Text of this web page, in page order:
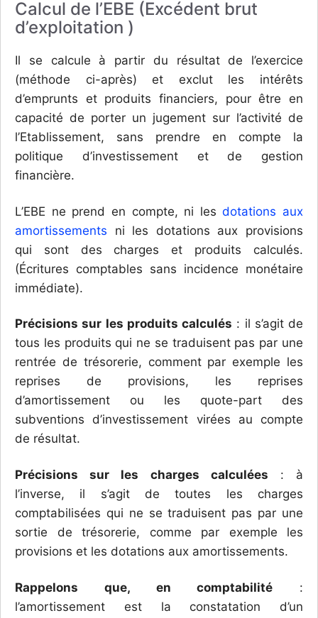
Calcul de l’EBE (Excédent brut
d’exploitation )
Il se calcule à partir du résultat de l’exercice
(méthode ci-après) et exclut les intérêts
d’emprunts et produits financiers, pour être en
capacité de porter un jugement sur l’activité de
l’Etablissement, sans prendre en compte la
politique d’investissement et de gestion
financière.
L’EBE ne prend en compte, ni lesdotations aux
amortissements ni les dotations aux provisions
qui sont des charges et produits calculés.
(Écritures comptables sans incidence monétaire
immédiate).
Précisions sur les produits calculés : il s’agit de
tous les produits qui ne se traduisent pas par une
rentrée de trésorerie, comment par exemple les
reprises de provisions, les reprises
d’amortissement ou les quote-part des
subventions d’investissement virées au compte
de résultat.
Précisions sur les charges calculées : à
l’inverse, il s’agit de toutes les charges
comptabilisées qui ne se traduisent pas par une
sortie de trésorerie, comme par exemple les
provisions et les dotations aux amortissements.
Rappelons que, en comptabilité :
l’amortissement est la constatation d’un